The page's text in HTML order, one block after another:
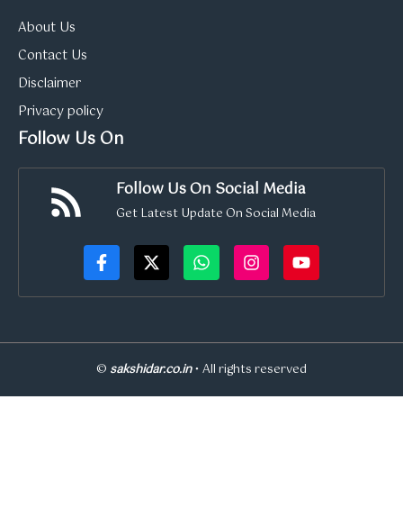
About Us
Contact Us
Disclaimer
Privacy policy
Follow Us On
Follow Us On Social Media
Get Latest Update On Social Media
© sakshidar.co.in• All rights reserved